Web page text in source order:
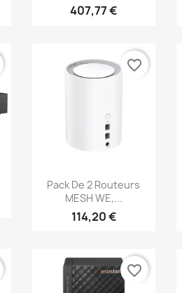
407,77 €
Aperçu rapide
Pack De 2 Routeurs
MESH WE,...
114,20 €
favorite_border
favorite_border